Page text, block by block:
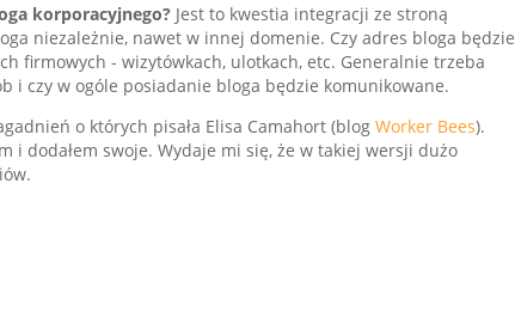
korporacyjnego?Jest to kwestia integracji ze stroną
niezależnie, nawet w innej domenie. Czy adres bloga będzie
firmowych - wizytówkach, ulotkach, etc. Generalnie trzeba
i czy w ogóle posiadanie bloga będzie komunikowane.
o których pisała Elisa Camahort (blog Worker Bees).
i dodałem swoje. Wydaje mi się, że w takiej wersji dużo